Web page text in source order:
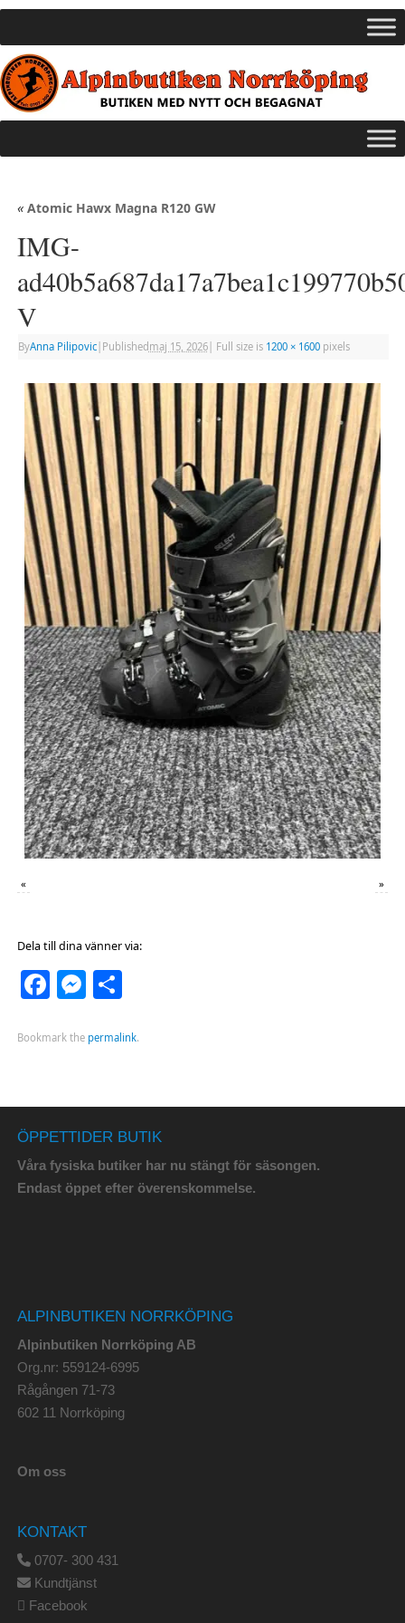
«Atomic Hawx Magna R120 GW
IMG-
V
ByAnna Pilipovic| Published maj 15, 2026| Full size is 1200 × 1600pixels
« »
Dela till dina vänner via:
Facebook
Messenger
Dela
Bookmark the permalink.
ÖPPETTIDER BUTIK
Våra fysiska butiker har nu stängt för säsongen.
Endast öppet efter överenskommelse.
ALPINBUTIKEN NORRKÖPING
Alpinbutiken Norrköping AB
Org.nr: 559124-6995
Rågången 71-73
602 11 Norrköping
Om oss
KONTAKT
0707- 300 431
Kundtjänst
Facebook